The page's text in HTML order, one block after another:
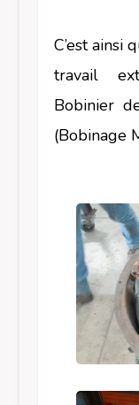
C’est ainsi
travail
Bobinier
(Bobinage